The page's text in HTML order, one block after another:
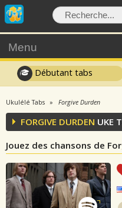
Menu
Débutant tabs
Ukulélé Tabs Forgive Durden
FORGIVE DURDEN UKE
Jouez des chansons de